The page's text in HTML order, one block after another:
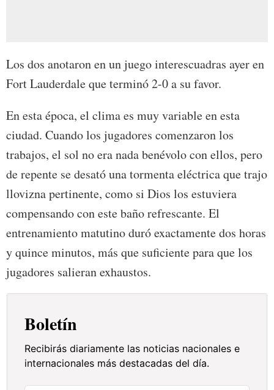
Los dos anotaron en un juego interescuadras ayer en
Fort Lauderdale que terminó 2-0 a su favor.
En esta época, el clima es muy variable en esta
ciudad. Cuando los jugadores comenzaron los
trabajos, el sol no era nada benévolo con ellos, pero
de repente se desató una tormenta eléctrica que trajo
llovizna pertinente, como si Dios los estuviera
compensando con este baño refrescante. El
entrenamiento matutino duró exactamente dos horas
y quince minutos, más que suficiente para que los
jugadores salieran exhaustos.
Boletín
Recibirás diariamente las noticias nacionales e
internacionales más destacadas del día.